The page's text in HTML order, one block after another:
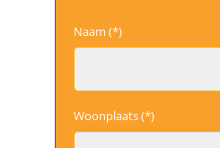
Naam (*)
Woonplaats (*)